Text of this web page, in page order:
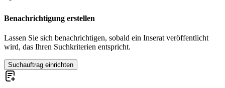
Benachrichtigung erstellen
Lassen Sie sich benachrichtigen, sobald ein Inserat veröffentlicht
wird, das Ihren Suchkriterien entspricht.
Suchauftrag einrichten